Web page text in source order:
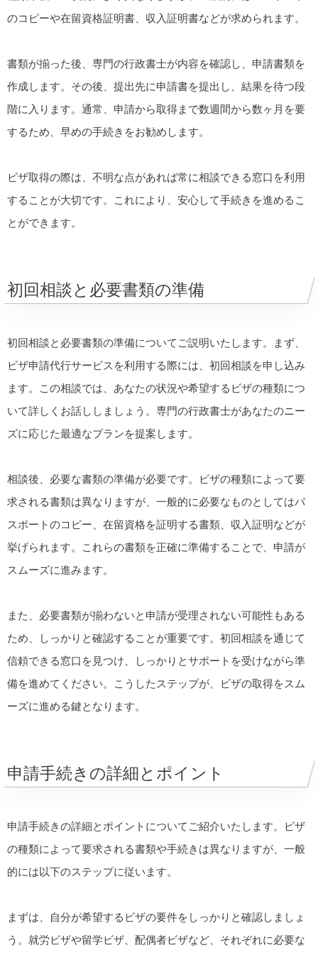
のコピーや在留資格証明書、収入証明書などが求められます。
書類が揃った後、専門の行政書士が内容を確認し、申請書類を
作成します。その後、提出先に申請書を提出し、結果を待つ段
階に入ります。通常、申請から取得まで数週間から数ヶ月を要
するため、早めの手続きをお勧めします。
ビザ取得の際は、不明な点があれば常に相談できる窓口を利用
することが大切です。これにより、安心して手続きを進めるこ
とができます。
初回相談と必要書類の準備
初回相談と必要書類の準備についてご説明いたします。まず、
ビザ申請代行サービスを利用する際には、初回相談を申し込み
ます。この相談では、あなたの状況や希望するビザの種類につ
いて詳しくお話ししましょう。専門の行政書士があなたのニー
ズに応じた最適なプランを提案します。
相談後、必要な書類の準備が必要です。ビザの種類によって要
求される書類は異なりますが、一般的に必要なものとしてはパ
スポートのコピー、在留資格を証明する書類、収入証明などが
挙げられます。これらの書類を正確に準備することで、申請が
スムーズに進みます。
また、必要書類が揃わないと申請が受理されない可能性もある
ため、しっかりと確認することが重要です。初回相談を通じて
信頼できる窓口を見つけ、しっかりとサポートを受けながら準
備を進めてください。こうしたステップが、ビザの取得をスム
ーズに進める鍵となります。
申請手続きの詳細とポイント
申請手続きの詳細とポイントについてご紹介いたします。ビザ
の種類によって要求される書類や手続きは異なりますが、一般
的には以下のステップに従います。
まずは、自分が希望するビザの要件をしっかりと確認しましょ
う。就労ビザや留学ビザ、配偶者ビザなど、それぞれに必要な